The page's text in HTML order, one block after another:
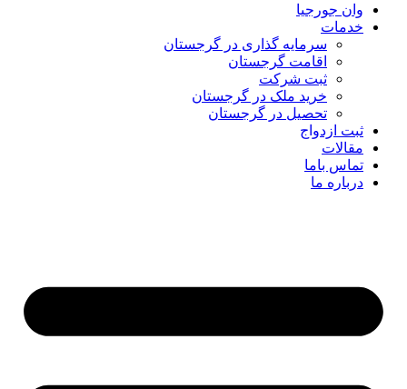
وان جورجیا
خدمات
سرمایه گذاری در گرجستان
اقامت گرجستان
ثبت شرکت
خرید ملک در گرجستان
تحصیل در گرجستان
ثبت ازدواج
مقالات
تماس باما
درباره ما